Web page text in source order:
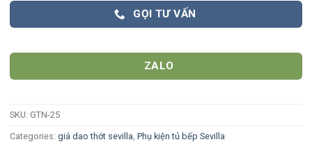
GỌI TƯ VẤN
ZALO
SKU: GTN-25
Categories: giá dao thớt sevilla Phụ kiện tủ bếp Sevilla